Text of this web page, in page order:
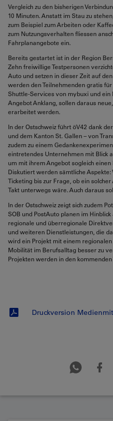
Vergleich zu den bisherigen
10 Minuten. Anstatt im Stau zu
zum Beispiel zum Arbeiten oder
zum Nutzungsverhalten fliessen
Fahrplanangebote ein.
Bereits gestartet ist in der Region
Zehn freiwillige Testpersonen
Auto und setzen in dieser Zeit auf
werden den Teilnehmenden gratis
Shuttle-Services von mybuxi und
Angebot Anklang, sollen daraus
erarbeitet werden.
In der Ostschweiz führt öV42 dank
und dem Kanton St. Gallen – von
zudem zu einem
eintretendes Unternehmen mit Blick
um mit ihrem Angebot sogleich
Diskutiert werden sämtliche Aspekte:
Ticketing bis zur Frage, ob ein
Takt unterwegs wäre. Auch daraus
In der Ostschweiz zeigt sich zudem
SOB und PostAuto planen im
regionale und überregionale
und weiteren Dienstleistungen, die
wird ein Projekt mit einem
Mobilität im Berufsalltag besser zu
Projekten werden in den
Druckversion